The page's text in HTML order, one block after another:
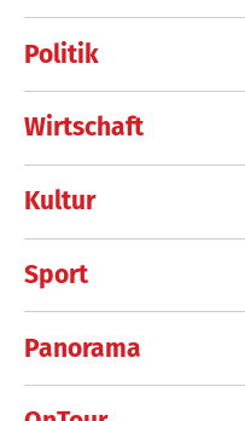
Politik
Wirtschaft
Kultur
Sport
Panorama